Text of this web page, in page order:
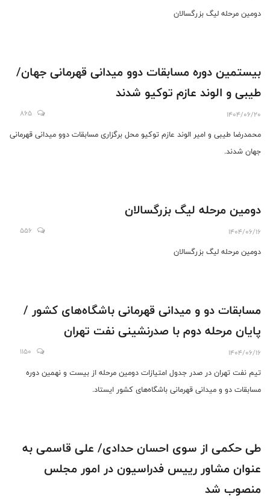
دومین مرحله لیگ بزرگسالان
بیستمین دوره مسابقات دو‌و میدانی قهرمانی جهان/
طیبی و الوند عازم توکیو شدند
1404/06/20
865
محمدرضا طیبی و امیر الوند عازم توکیو‌ محل برگزاری مسابقات دو‌و میدانی قهرمانی
جهان شدند.
دومین مرحله لیگ بزرگسالان
1404/06/16
556
دومین مرحله لیگ بزرگسالان
مسابقات دو و میدانی قهرمانی باشگاه‌های کشور /
پایان مرحله دوم با صدرنشینی نفت تهران
1404/06/16
1150
تیم نفت تهران در صدر جدول امتیازات دومین مرحله از بیست و نهمین دوره
مسابقات دو و میدانی قهرمانی باشگاه‌های کشور ایستاد.
طی حکمی از سوی احسان حدادی/ علی قاسمی به
عنوان مشاور رییس فدراسیون در امور مجلس
منصوب شد